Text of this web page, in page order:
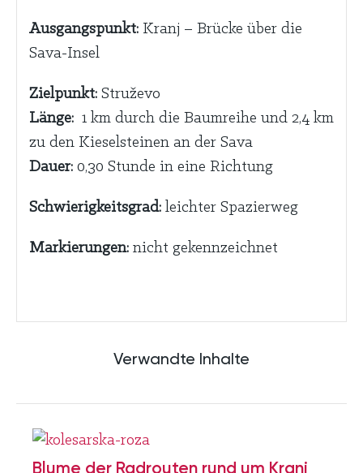
Ausgangspunkt: Kranj – Brücke über die
Sava-Insel
Zielpunkt: Struževo
Länge: 1 km durch die Baumreihe und 2,4 km
zu den Kieselsteinen an der Sava
Dauer: 0,30 Stunde in eine Richtung
Schwierigkeitsgrad: leichter Spazierweg
Markierungen: nicht gekennzeichnet
Verwandte Inhalte
Blume der Radrouten rund um Kranj